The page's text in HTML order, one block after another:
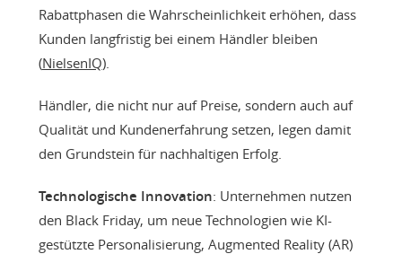
Rabattphasen die Wahrscheinlichkeit erhöhen, dass
Kunden langfristig bei einem Händler bleiben
(NielsenIQ).
Händler, die nicht nur auf Preise, sondern auch auf
Qualität und Kundenerfahrung setzen, legen damit
den Grundstein für nachhaltigen Erfolg.
Technologische Innovation: Unternehmen nutzen
den Black Friday, um neue Technologien wie KI-
gestützte Personalisierung, Augmented Reality (AR)